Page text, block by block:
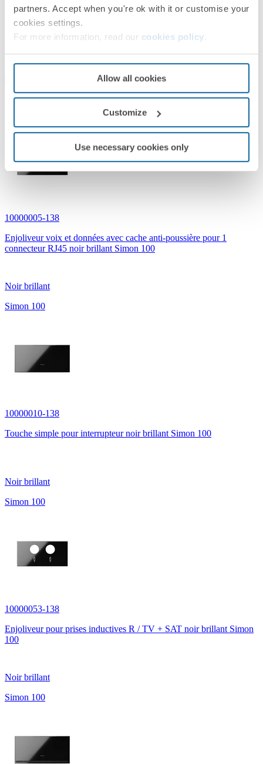
partners. Accept when you're ok with it or customise your
cookies settings.
For more information, read our cookies policy
Allow all cookies
Customize
Use necessary cookies only
moment de la décision de choisir ses éléments. Son apparence
repose sur la forme et la fonctionnalité et combine parfaitement les
deux. La collection est conçue pour faciliter l’interaction des
personnes avec chaque élément. Profitez des éléments de la gamme
bénéficiant de trois esthétiques: minimum, matrice et verticale,
rendant ainsi les possibilités d'installation dans votre maison infinies.
Produits associés
10000005-138
Enjoliveur voix et données avec cache anti-poussière pour 1
connecteur RJ45 noir brillant Simon 100
Noir brillant
Simon 100
10000010-138
Touche simple pour interrupteur noir brillant Simon 100
Noir brillant
Simon 100
10000053-138
Enjoliveur pour prises inductives R / TV + SAT noir brillant Simon
100
Noir brillant
Simon 100